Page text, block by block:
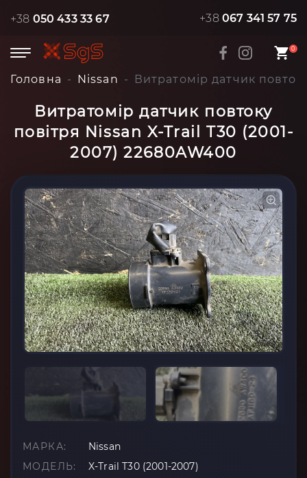
+38 050 433 33 67 +38 067 341 57 75
0
Головна Nissan Витратомір датчик
Витратомір датчик повтоку
повітря Nissan X-Trail T30 (2001-
2007) 22680AW400
МАРКА:
Nissan
МОДЕЛЬ:
X-Trail T30 (2001-2007)